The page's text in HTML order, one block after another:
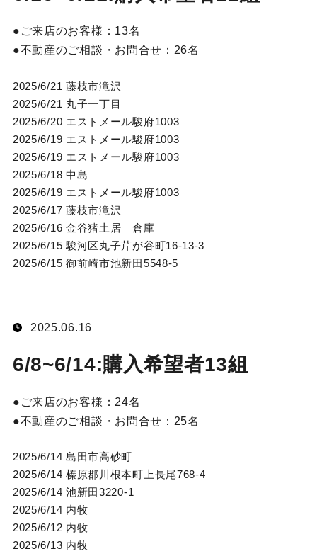
ご来店のお客様： 13名
不動産のご相談・お問合せ： 26名
2025/6/21 藤枝市滝沢
2025/6/21 丸子一丁目
2025/6/20 エストメール駿府1003
2025/6/19 エストメール駿府1003
2025/6/19 エストメール駿府1003
2025/6/18 中島
2025/6/19 エストメール駿府1003
2025/6/17 藤枝市滝沢
2025/6/16 金谷猪土居 倉庫
2025/6/15 駿河区丸子芹が谷町16-13-3
2025/6/15 御前崎市池新田5548-5
2025.06.16
6/8~6/14:購入希望者13組
ご来店のお客様： 24名
不動産のご相談・お問合せ： 25名
2025/6/14 島田市高砂町
2025/6/14 榛原郡川根本町上長尾768-4
2025/6/14 池新田3220-1
2025/6/14 内牧
2025/6/12 内牧
2025/6/13 内牧